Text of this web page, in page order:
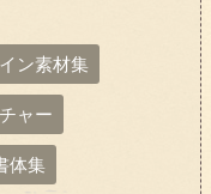
ン素材集
ャー
体集